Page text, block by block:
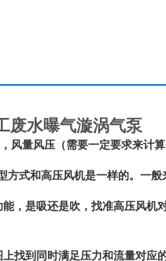
废水曝气漩涡气泵
风量风压（需要一定要求来计算
式和高压风机是一样的。一般
，是吸还是吹，找准高压风机
找到同时满足压力和流量对应